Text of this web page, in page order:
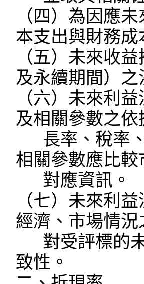
（四）為因應
本支出與財務成
（五）未來收
及永續期間）
（六）未來利
及相關參數之
相關參數應比
（七）未來利
經濟、市場情
致性。